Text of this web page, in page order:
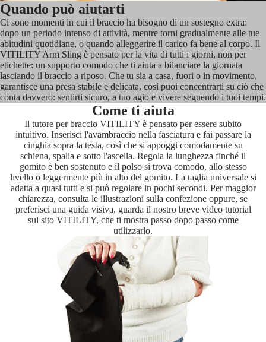
Quando può aiutarti
Ci sono momenti in cui il braccio ha bisogno di un sostegno extra:
dopo un periodo intenso di attività, mentre torni gradualmente alle tue
abitudini quotidiane, o quando alleggerire il carico fa bene al corpo. Il
VITILITY Arm Sling è pensato per la vita di tutti i giorni, non per
etichette: un supporto comodo che ti aiuta a bilanciare la giornata
lasciando il braccio a riposo. Che tu sia a casa, fuori o in movimento,
garantisce una presa stabile e delicata, così puoi concentrarti su ciò che
conta davvero: sentirti sicuro, a tuo agio e vivere seguendo i tuoi tempi.
Come ti aiuta
Il tutore per braccio VITILITY è pensato per essere subito
intuitivo. Inserisci l'avambraccio nella fasciatura e fai passare la
cinghia sopra la testa, così che si appoggi comodamente su
schiena, spalla e sotto l'ascella. Regola la lunghezza finché il
gomito è ben sostenuto e il polso si trova comodo, allo stesso
livello o leggermente più in alto del gomito. La taglia universale si
adatta a quasi tutti e si può regolare in pochi secondi. Per maggior
chiarezza, consulta le illustrazioni sulla confezione oppure, se
preferisci una guida visiva, guarda il nostro breve video tutorial
sul sito VITILITY, che ti mostra passo dopo passo come
utilizzarlo.